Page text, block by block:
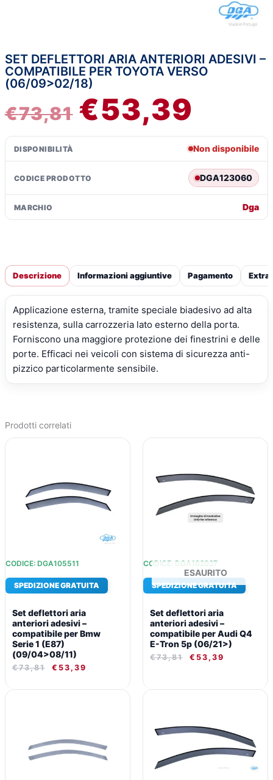
SET DEFLETTORI ARIA ANTERIORI ADESIVI –
COMPATIBILE PER TOYOTA VERSO
(06/09>02/18)
€73,81
IL
PREZZO
ORIGINALE
€73,81.
€53,39
IL
È:
€53,39.
DISPONIBILITÀ Non disponibile
CODICE PRODOTTO DGA123060
MARCHIO Dga
Descrizione Informazioni aggiuntive Pagamento Extra
Applicazione esterna, tramite speciale biadesivo ad alta
resistenza, sulla carrozzeria lato esterno della porta.
Forniscono una maggiore protezione dei finestrini e delle
porte. Efficaci nei veicoli con sistema di sicurezza anti-
pizzico particolarmente sensibile.
Prodotti correlati
CODICE: DGA105511
SPEDIZIONE GRATUITA
Set deflettori aria
anteriori adesivi –
compatibile per Bmw
Serie 1 (E87)
(09/04>08/11)
€73,81
€73,81.
€ 53,39
ESAURITO
CODICE: DGA102027
SPEDIZIONE GRATUITA
Set deflettori aria
anteriori adesivi –
compatibile per Audi Q4
E-Tron 5p (06/21>)
€73,81
ERA:
€73,81.
€ 53,39
€53,39.
€73,81.€53,39.